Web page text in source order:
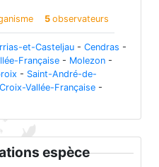
5 observateurs
et-Casteljau - Cendras -
Française - Molezon -
- Saint-André-de-
Vallée-Française -
espèce